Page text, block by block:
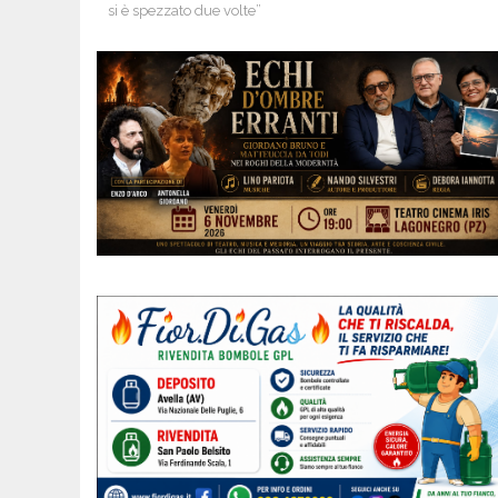
si è spezzato due volte”